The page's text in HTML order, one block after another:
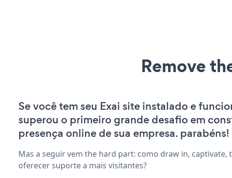
Remove
Se você tem seu Exai site instalado e
superou o primeiro grande desafio em
presença online de sua empresa. parabéns!
Mas a seguir vem the hard part: como draw in, captivate,
oferecer suporte a mais visitantes?